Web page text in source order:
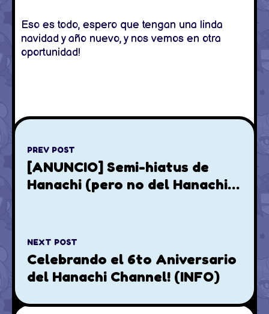
Eso es todo, espero que tengan una linda
navidad y año nuevo, y nos vemos en otra
oportunidad!
PREV POST
[ANUNCIO] Semi-hiatus de
Hanachi (pero no del Hanachi
NEXT POST
Celebrando el 6to Aniversario
del Hanachi Channel! (INFO)